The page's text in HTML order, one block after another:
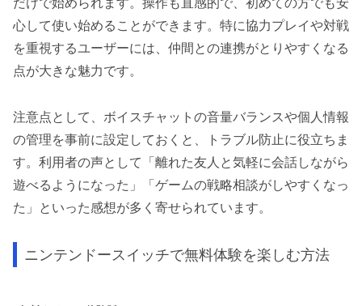
心して使い始めることができます。特に協力プレイや対戦
を重視するユーザーには、仲間との連携がとりやすくなる
点が大きな魅力です。
注意点として、ボイスチャットの音量バランスや個人情報
の管理を事前に設定しておくと、トラブル防止に役立ちま
す。利用者の声として「離れた友人と気軽に会話しながら
遊べるようになった」「ゲームの戦略相談がしやすくなっ
た」といった感想が多く寄せられています。
ニンテンドースイッチで無料体験を楽しむ方法